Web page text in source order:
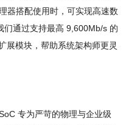
器搭配使用时，可实现高速数
们通过支持最高 9,600Mb/s 的
展模块，帮助系统架构师更灵
专为严苛的物理与企业级